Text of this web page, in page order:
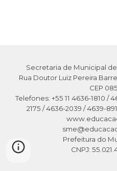
Secretaria de Municipal
Rua Doutor Luiz Pereira
CEP
Telefones: +55 11 4636-1810 /
2175 / 4636-2039 / 4639-
Prefeitura do
CNPJ: